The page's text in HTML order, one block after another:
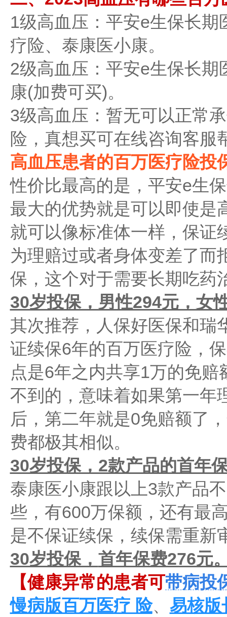
1级高血压：平安e生保长
疗险、泰康医小康。
2级高血压：平安e生保长
康(加费可买)。
3级高血压：暂无可以正常
险，真想买可在线咨询客服
高血压患者的百万医疗险投
性价比最高的是，平安e生
最大的优势就是可以即使是
就可以像标准体一样，保证
为理赔过或者身体变差了而
保，这个对于需要长期吃药
30岁投保，男性294元，女
其次推荐，人保好医保和瑞
证续保6年的百万医疗险，
点是6年之内共享1万的免
不到的，意味着如果第一年
后，第二年就是0免赔额了
费都极其相似。
30岁投保，2款产品的首年
泰康医小康跟以上3款产品
些，有600万保额，还有最
是不保证续保，续保需重新
30岁投保， 首年保费276元
【健康异常的患者可带病投
慢病版百万医疗 险、 易核版